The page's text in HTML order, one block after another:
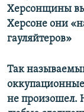
Херсонщины
Херсоне они
гауляйтеров»
Так
оккупационные
не произошел.